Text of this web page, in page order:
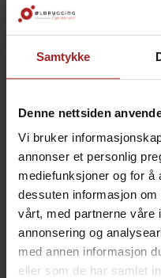
Samtykke
Denne nettsiden
Vi bruker
annonser et personlig
mediefunksjoner og for å
dessuten informasjon
vårt, med partnerne våre
annonsering og
med annen informasjon
eller som de har samlet
39,-
20+